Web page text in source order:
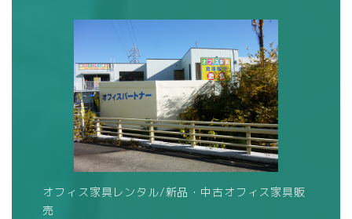
オフィス家具レンタル/新品・中古オフィス家具販
売